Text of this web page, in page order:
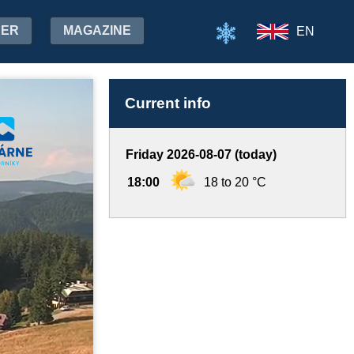
MAGAZINE EN
Current info
Friday 2026-08-07 (today)
18:00 18 to 20 °C